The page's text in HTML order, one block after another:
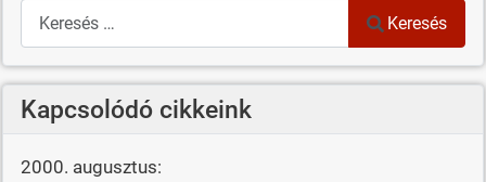
Keresés
Keresés
Kapcsolódó cikkeink
2000. augusztus: